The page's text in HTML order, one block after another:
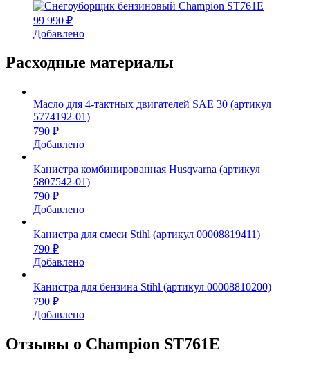
99 990 ₽
Добавлено
Расходные материалы
Масло для 4-тактных двигателей SAE 30 (артикул
5774192-01)
790 ₽
Добавлено
Канистра комбинированная Husqvarna (артикул
5807542-01)
790 ₽
Добавлено
Канистра для смеси Stihl (артикул 00008819411)
790 ₽
Добавлено
Канистра для бензина Stihl (артикул 00008810200)
790 ₽
Добавлено
Отзывы о Champion ST761E